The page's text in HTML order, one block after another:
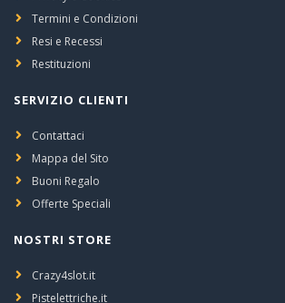
Termini e Condizioni
Resi e Recessi
Restituzioni
SERVIZIO CLIENTI
Contattaci
Mappa del Sito
Buoni Regalo
Offerte Speciali
NOSTRI STORE
Crazy4slot.it
Pistelettriche.it